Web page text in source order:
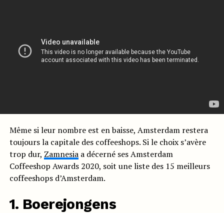
Même si leur nombre est en baisse, Amsterdam restera
toujours la capitale des coffeeshops. Si le choix s’avère
trop dur, Zamnesiaa décerné ses Amsterdam
Coffeeshop Awards 2020, soit une liste des 15 meilleurs
coffeeshops d’Amsterdam.
1. Boerejongens